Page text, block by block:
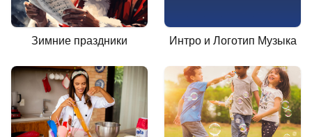
Зимние праздники Интро и Логотип Музыка